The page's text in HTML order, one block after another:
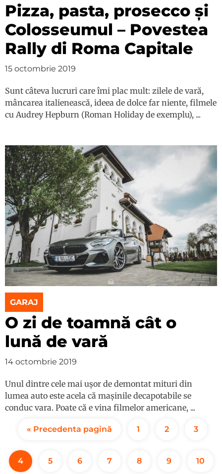
Pizza, pasta, prosecco și
Colosseumul – Povestea
Rally di Roma Capitale
15 octombrie 2019
Sunt câteva lucruri care îmi plac mult: zilele de vară,
mâncarea italienească, ideea de dolce far niente, filmele
cu Audrey Hepburn (Roman Holiday de exemplu), ...
GARAJ
O zi de toamnă cât o
lună de vară
14 octombrie 2019
Unul dintre cele mai ușor de demontat mituri din
lumea auto este acela că mașinile decapotabile se
conduc vara. Poate că e vina filmelor americane, ...
« Precedenta pagină 1 2 3
4 5 6 7 8 9 10